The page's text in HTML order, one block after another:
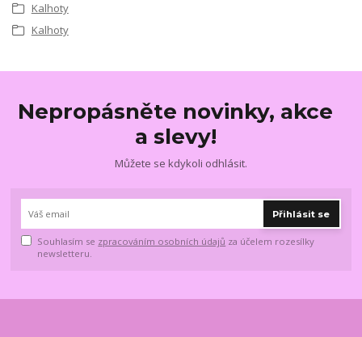
Kalhoty
Kalhoty
Nepropásněte novinky, akce
a slevy!
Můžete se kdykoli odhlásit.
Přihlásit se
Souhlasím se zpracováním osobních údajů za účelem rozesílky
newsletteru.